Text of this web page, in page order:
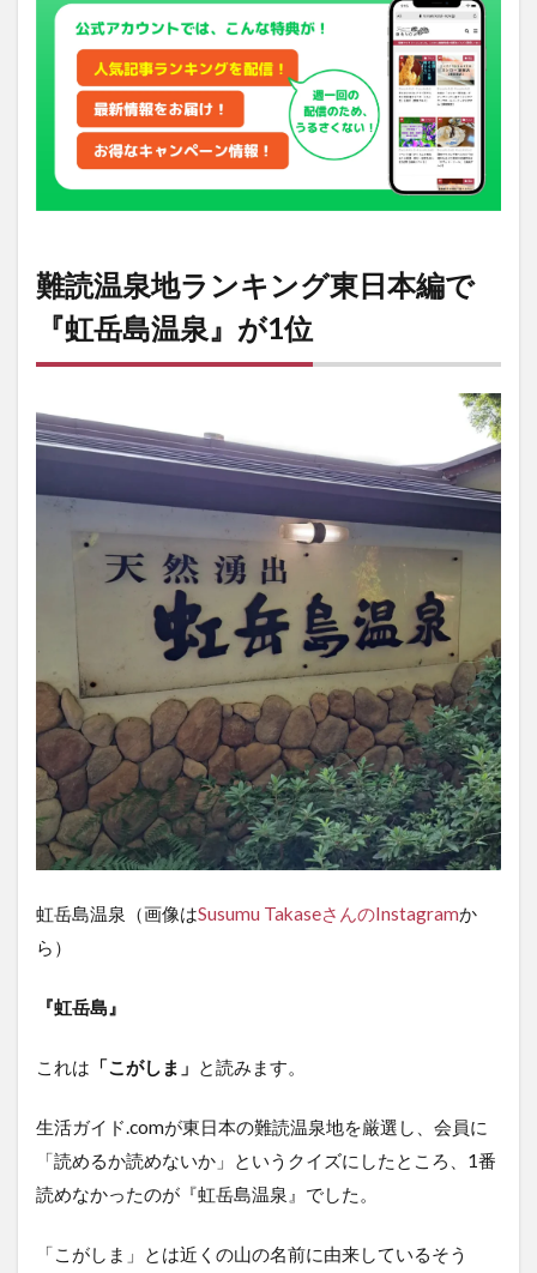
で
『虹
岳島
が1
1.1
ラン
果は
こち
ら
2
岳島
温
力
難読温泉地ランキング東日本編で
『虹岳島温泉』が1位
虹岳島温泉（画像はSusumu TakaseさんのInstagramか
ら）
『虹岳島』
これは 「こがしま」 と読みます。
生活ガイド.comが東日本の難読温泉地を厳選し、会員に
「読めるか読めないか」というクイズにしたところ、1番
読めなかったのが『虹岳島温泉』でした。
「こがしま」とは近くの山の名前に由来しているそう